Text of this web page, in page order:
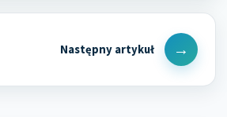
Next
Post